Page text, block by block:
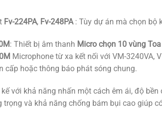
Fv-224PA, Fv-248PA: Tùy dự án mà chọn bộ
: Thiết bị âm thanh Micro chọn 10 vùng
Microphone từ xa kết nối với VM-3240VA,
cấp hoặc thông báo phát sóng chung.
với khả năng nhấn một cách êm ái, độ
trọng và khả năng chống bám bụi cao giúp